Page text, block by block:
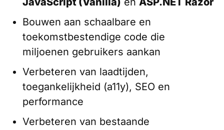
Bouwen aan schaalbare en
toekomstbestendige code die
miljoenen gebruikers aankan
Verbeteren van laadtijden,
toegankelijkheid (a11y), SEO en
performance
Verbeteren van bestaande